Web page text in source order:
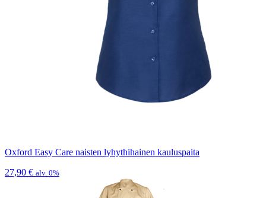
Oxford Easy Care naisten lyhythihainen kauluspaita
27,90 € alv. 0%